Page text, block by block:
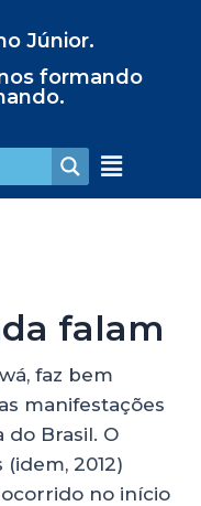
Júnior.
formando
falam
faz bem
manifestações
Brasil. O
2012)
no início